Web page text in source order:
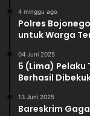
4 minggu ago
Polres
untuk Warga
04 Juni 2025
5 (Lima)
Berhasil
13 Juni 2025
Bareskrim